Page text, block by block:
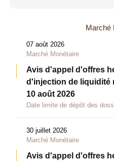
Marché
07 août 2026
Marché Monétaire
Avis d'appel d'offres
d'injection de liquidité
10 août 2026
Date limite de dépôt des
30 juillet 2026
Marché Monétaire
Avis d'appel d'offres